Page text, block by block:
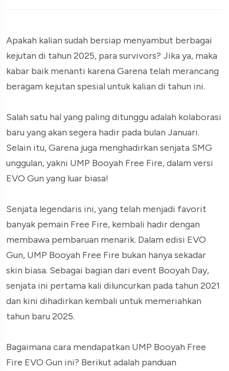
Apakah kalian sudah bersiap menyambut berbagai
kejutan di tahun 2025, para survivors? Jika ya, maka
kabar baik menanti karena Garena telah merancang
beragam kejutan spesial untuk kalian di tahun ini.
Salah satu hal yang paling ditunggu adalah kolaborasi
baru yang akan segera hadir pada bulan Januari.
Selain itu, Garena juga menghadirkan senjata SMG
unggulan, yakni UMP Booyah Free Fire, dalam versi
EVO Gun yang luar biasa!
Senjata legendaris ini, yang telah menjadi favorit
banyak pemain Free Fire, kembali hadir dengan
membawa pembaruan menarik. Dalam edisi EVO
Gun, UMP Booyah Free Fire bukan hanya sekadar
skin biasa. Sebagai bagian dari event Booyah Day,
senjata ini pertama kali diluncurkan pada tahun 2021
dan kini dihadirkan kembali untuk memeriahkan
tahun baru 2025.
Bagaimana cara mendapatkan UMP Booyah Free
Fire EVO Gun ini? Berikut adalah panduan